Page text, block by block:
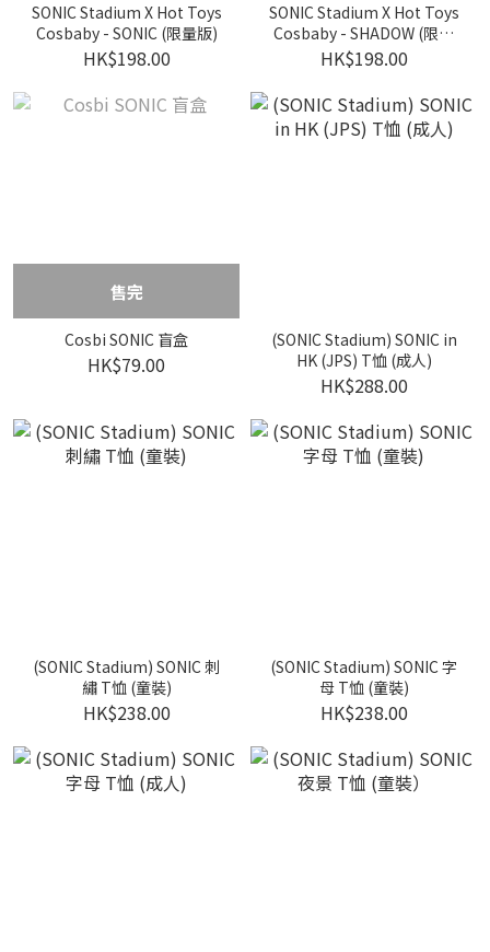
SONIC Stadium X Hot Toys
Cosbaby - SONIC (限量版)
HK$198.00
SONIC Stadium X Hot Toys
Cosbaby - SHADOW (限量
版)
HK$198.00
售完
Cosbi SONIC 盲盒
HK$79.00
(SONIC Stadium) SONIC in
HK (JPS) T恤 (成人)
HK$288.00
(SONIC Stadium) SONIC 刺
繡 T恤 (童裝)
HK$238.00
(SONIC Stadium) SONIC 字
母 T恤 (童裝)
HK$238.00